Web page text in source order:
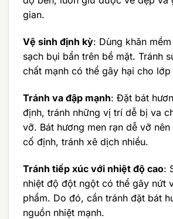
gian.
Vệ sinh định kỳ: Dùng khăn
sạch bụi bẩn trên bề mặt. Tránh
chất mạnh có thể gây hại cho lớp
Tránh va đập mạnh: Đặt bát
định, tránh những vị trí dễ bị va
vỡ. Bát hương men rạn dễ vỡ
cố định, tránh xê dịch nhiều.
Tránh tiếp xúc với nhiệt độ cao:
nhiệt độ đột ngột có thể gây nứt
phẩm. Do đó, cần tránh đặt bát
nguồn nhiệt mạnh.